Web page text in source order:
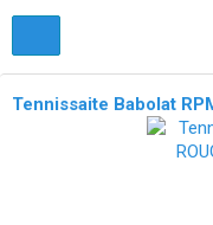
Tennissaite Babolat